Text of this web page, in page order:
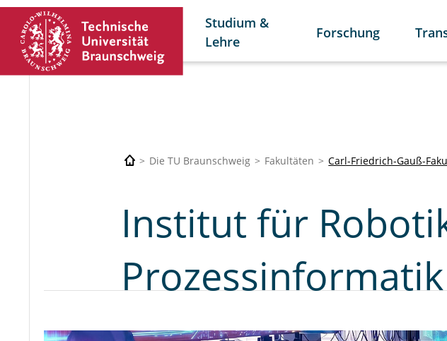
Studium &
Lehre
Forschung
Die TU Braunschweig Fakultäten Carl-Friedrich-Gauß-
Institut für
Prozessinformatik